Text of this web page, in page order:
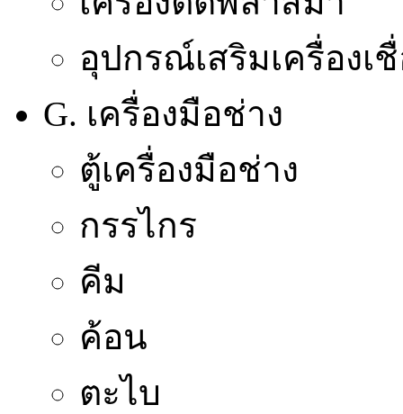
อุปกรณ์เสริมเครื่องเ
G. เครื่องมือช่าง
ตู้เครื่องมือช่าง
กรรไกร
คีม
ค้อน
ตะไบ